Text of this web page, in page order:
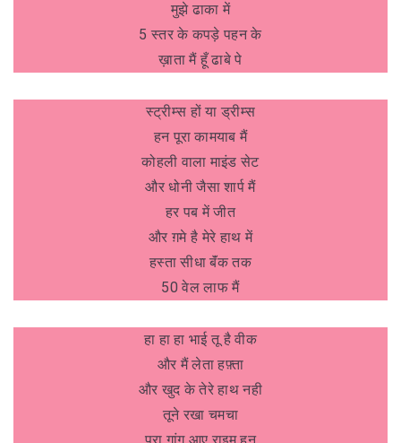
मुझे ढाका में
5 स्तर के कपड़े पहन के
ख़ाता मैं हूँ ढाबे पे
स्ट्रीम्स हों या ड्रीम्स
हन पूरा कामयाब मैं
कोहली वाला माइंड सेट
और धोनी जैसा शार्प मैं
हर पब में जीत
और ग़मे है मेरे हाथ में
हस्ता सीधा बॅंक तक
50 वेल लाफ मैं
हा हा हा भाई तू है वीक
और मैं लेता हफ़्ता
और खुद के तेरे हाथ नही
तूने रखा चमचा